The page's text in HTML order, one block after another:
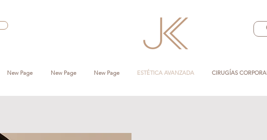
New Page New Page New Page ESTÉTICA AVANZADA CIRUGÍAS